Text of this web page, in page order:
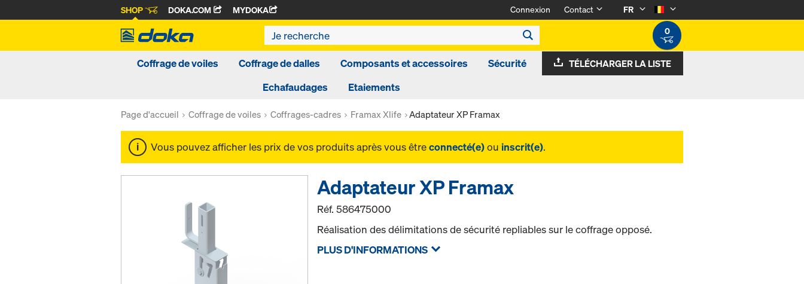
SHOP DOKA.COM MYDOKA Connexion Contact
FR
0
Coffrage de voiles Coffrage de dalles Composants et accessoires
Sécurité
Echafaudages
Etaiements
TÉLÉCHARGER LA LISTE
Page d'accueil Coffrage de voiles Coffrages-cadres Framax Xlife Adaptateur XP Framax
Vous pouvez afficher les prix de vos produits après vous êtreconnecté(e)ou inscrit(e).
Adaptateur XP Framax
Réf.586475000
Réalisation des délimitations de sécurité repliables sur le coffrage opposé.
PLUS D'INFORMATIONS